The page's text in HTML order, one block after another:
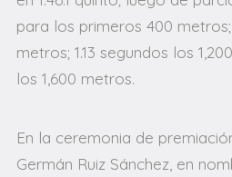
para los primeros 400
metros; 1.13 segundos los
los 1,600 metros.
En la ceremonia de
Germán Ruiz Sánchez, en